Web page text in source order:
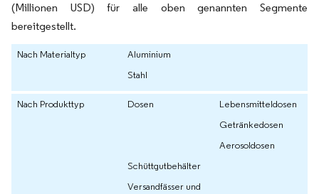
(Millionen USD) für alle oben genannten Segmente
bereitgestellt.
Nach Materialtyp
Aluminium
Stahl
Nach Produkttyp Dosen
Lebensmitteldosen
Getränkedosen
Aerosoldosen
Schüttgutbehälter
Versandfässer und